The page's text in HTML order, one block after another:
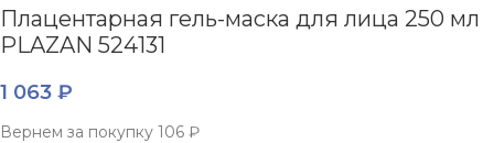
Плацентарная гель-маска для лица 250 мл
PLAZAN 524131
1 063 ₽
Вернем за покупку 106 ₽